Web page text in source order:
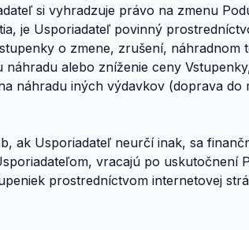
si vyhradzuje právo na zmenu
je Usporiadateľ povinný
o zmene, zrušení, náhradnom
alebo zníženie ceny
náhradu iných výdavkov (doprava do
ak Usporiadateľ neurčí inak, sa
vracajú po uskutočnení
prostredníctvom internetovej